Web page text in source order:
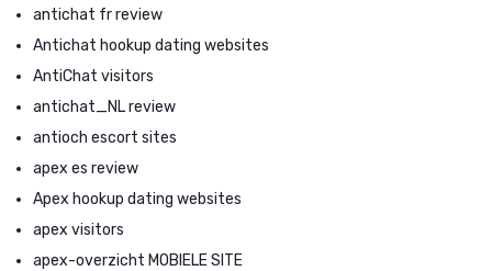
antichat fr review
Antichat hookup dating websites
AntiChat visitors
antichat_NL review
antioch escort sites
apex es review
Apex hookup dating websites
apex visitors
apex-overzicht MOBIELE SITE